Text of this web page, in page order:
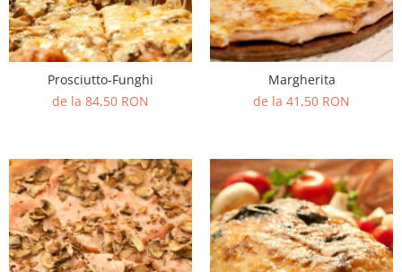
Prosciutto-Funghi
de la 84,50 RON
Margherita
de la 41,50 RON